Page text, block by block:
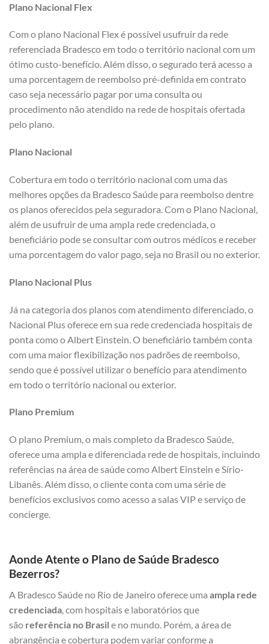
Plano Nacional Flex
Com o plano Nacional Flex é possível usufruir da rede
referenciada Bradesco em todo o território nacional com um
ótimo custo-benefício. Além disso, o segurado terá acesso a
uma porcentagem de reembolso pré-definida em contrato
caso seja necessário pagar por uma consulta ou
procedimento não atendido na rede de hospitais ofertada
pelo plano.
Plano Nacional
Cobertura em todo o território nacional com uma das
melhores opções da Bradesco Saúde para reembolso dentre
os planos oferecidos pela seguradora. Com o Plano Nacional,
além de usufruir de uma ampla rede credenciada, o
beneficiário pode se consultar com outros médicos e receber
uma porcentagem do valor pago, seja no Brasil ou no exterior.
Plano Nacional Plus
Já na categoria dos planos com atendimento diferenciado, o
Nacional Plus oferece em sua rede credenciada hospitais de
ponta como o Albert Einstein. O beneficiário também conta
com uma maior flexibilização nos padrões de reembolso,
sendo que é possível utilizar o benefício para atendimento
em todo o território nacional ou exterior.
Plano Premium
O plano Premium, o mais completo da Bradesco Saúde,
oferece uma ampla e diferenciada rede de hospitais, incluindo
referências na área de saúde como Albert Einstein e Sírio-
Libanês. Além disso, o cliente conta com uma série de
benefícios exclusivos como acesso a salas VIP e serviço de
concierge.
Aonde Atente o Plano de Saúde Bradesco
Bezerros?
A Bradesco Saúde no Rio de Janeiro oferece uma ampla rede
credenciada , com hospitais e laboratórios que
são referência no Brasil e no mundo. Porém, a área de
abrangência e cobertura podem variar conforme a